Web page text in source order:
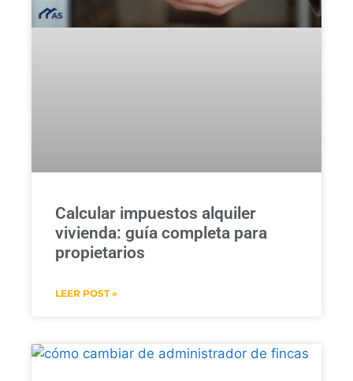
Calcular impuestos alquiler
vivienda: guía completa para
propietarios
LEER POST »